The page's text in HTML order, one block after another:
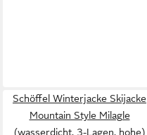
Schöffel Winterjacke Skijacke
Mountain Style Milagle
(wasserdicht, 3-Lagen, hohe)